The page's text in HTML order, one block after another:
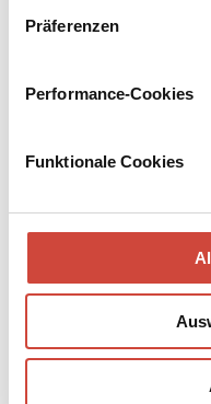
Präferenzen
Performance-Cookies
Funktionale Cookies